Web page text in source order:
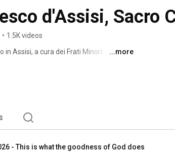
d'Assisi, Sacro
• 1.5K videos
in Assisi, a cura dei Frati Minori
...more
- This is what the goodness of God does